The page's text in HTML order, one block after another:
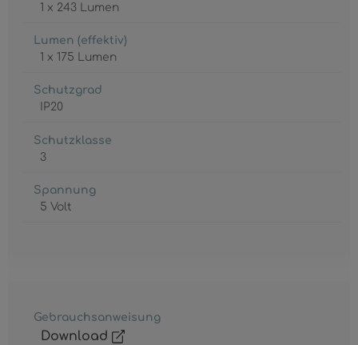
1 x 243 Lumen
Lumen (effektiv)
1 x 175 Lumen
Schutzgrad
IP20
Schutzklasse
3
Spannung
5 Volt
Gebrauchsanweisung
Download